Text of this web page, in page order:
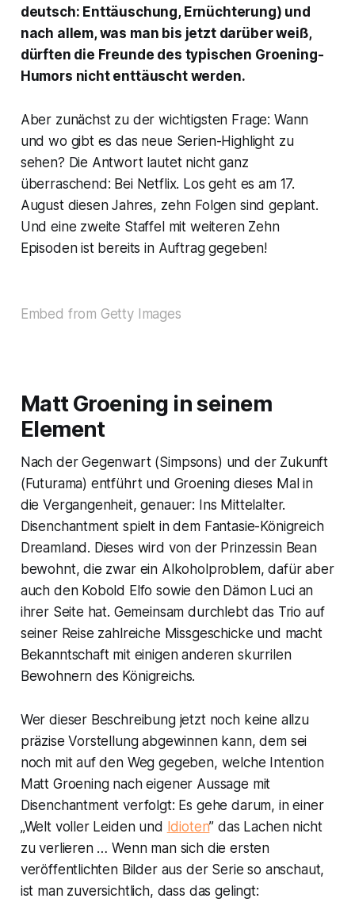
deutsch: Enttäuschung, Ernüchterung) und
nach allem, was man bis jetzt darüber weiß,
dürften die Freunde des typischen Groening-
Humors nicht enttäuscht werden.
Aber zunächst zu der wichtigsten Frage: Wann
und wo gibt es das neue Serien-Highlight zu
sehen? Die Antwort lautet nicht ganz
überraschend: Bei Netflix. Los geht es am 17.
August diesen Jahres, zehn Folgen sind geplant.
Und eine zweite Staffel mit weiteren Zehn
Episoden ist bereits in Auftrag gegeben!
Embed from Getty Images
Matt Groening in seinem
Element
Nach der Gegenwart (Simpsons) und der Zukunft
(Futurama) entführt und Groening dieses Mal in
die Vergangenheit, genauer: Ins Mittelalter.
Disenchantment spielt in dem Fantasie-Königreich
Dreamland. Dieses wird von der Prinzessin Bean
bewohnt, die zwar ein Alkoholproblem, dafür aber
auch den Kobold Elfo sowie den Dämon Luci an
ihrer Seite hat. Gemeinsam durchlebt das Trio auf
seiner Reise zahlreiche Missgeschicke und macht
Bekanntschaft mit einigen anderen skurrilen
Bewohnern des Königreichs.
Wer dieser Beschreibung jetzt noch keine allzu
präzise Vorstellung abgewinnen kann, dem sei
noch mit auf den Weg gegeben, welche Intention
Matt Groening nach eigener Aussage mit
Disenchantment verfolgt: Es gehe darum, in einer
„Welt voller Leiden und Idioten” das Lachen nicht
zu verlieren … Wenn man sich die ersten
veröffentlichten Bilder aus der Serie so anschaut,
ist man zuversichtlich, dass das gelingt: